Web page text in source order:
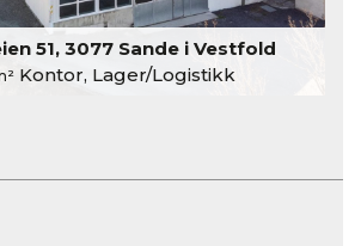
51, 3077 Sande i Vestfold
Kontor, Lager/Logistikk